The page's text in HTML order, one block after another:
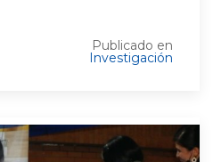
Publicado en
Investigación